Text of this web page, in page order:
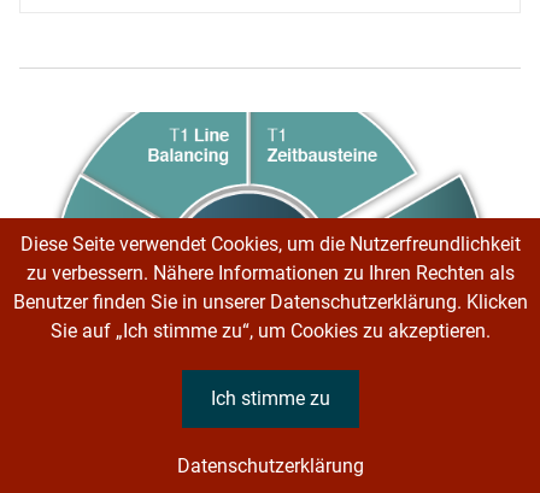
Diese Seite verwendet Cookies, um die Nutzerfreundlichkeit
zu verbessern. Nähere Informationen zu Ihren Rechten als
Benutzer finden Sie in unserer Datenschutzerklärung. Klicken
Sie auf „Ich stimme zu“, um Cookies zu akzeptieren.
Ich stimme zu
Datenschutzerklärung